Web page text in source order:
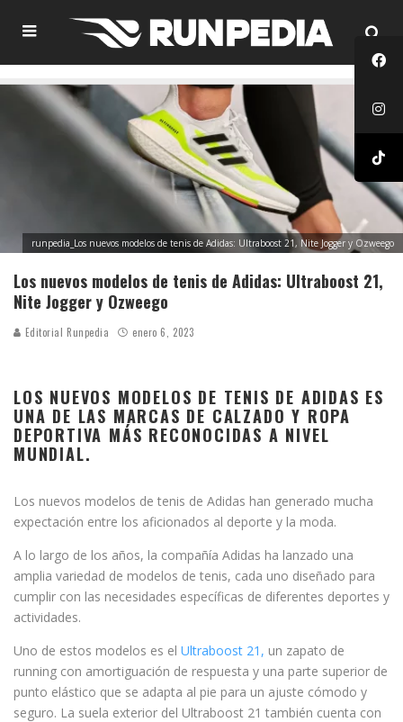
runpedia_Los nuevos modelos de tenis de Adidas: Ultraboost 21, Nite Jogger y Ozweego
Los nuevos modelos de tenis de Adidas: Ultraboost 21,
Nite Jogger y Ozweego
Editorial Runpedia enero 6, 2023
LOS NUEVOS MODELOS DE TENIS DE ADIDAS ES
UNA DE LAS MARCAS DE CALZADO Y ROPA
DEPORTIVA MÁS RECONOCIDAS A NIVEL
MUNDIAL.
Los nuevos modelos de tenis de Adidas han generado mucha
expectación entre los aficionados al deporte y la moda.
A lo largo de los años, la compañía Adidas ha lanzado una
amplia variedad de modelos de tenis, cada uno diseñado para
cumplir con las necesidades específicas de diferentes deportes y
actividades.
Uno de estos modelos es el Ultraboost 21, un zapato de
running con amortiguación de respuesta y una parte superior de
punto elástico que se adapta al pie para un ajuste cómodo y
seguro. La suela exterior del Ultraboost 21 también cuenta con